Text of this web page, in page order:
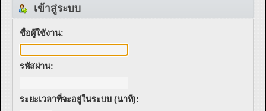
เข้าสู่ระบบ
ชื่อผู้ใช้งาน:
รหัสผ่าน:
ระยะเวลาที่จะอยู่ในระบบ (นาที):